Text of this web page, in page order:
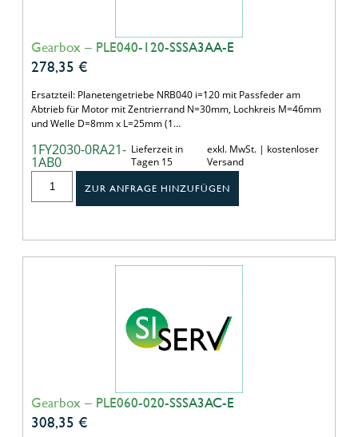
Gearbox – PLE040-120-SSSA3AA-E
278,35 €
Ersatzteil: Planetengetriebe NRB040 i=120 mit Passfeder am
Abtrieb für Motor mit Zentrierrand N=30mm, Lochkreis M=46mm
und Welle D=8mm x L=25mm (1…
1FY2030-0RA21-
1AB0
Lieferzeit in
Tagen 15
exkl. MwSt. | kostenloser
Versand
ZUR ANFRAGE HINZUFÜGEN
Gearbox – PLE060-020-SSSA3AC-E
308,35 €